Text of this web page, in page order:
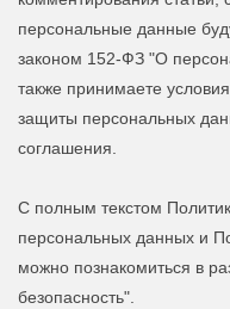
персональные данные
законом 152-ФЗ "О
также принимаете
защиты персональных
соглашения.
С полным текстом
персональных данных и
можно познакомиться в
безопасность".